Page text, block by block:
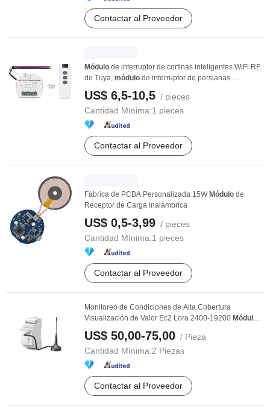
Contactar al Proveedor
Módulo de interruptor de cortinas inteligentes WiFi RF
de Tuya, módulo de interruptor de persianas ...
US$ 6,5-10,5 / pieces
Cantidad Mínima:1 pieces
Contactar al Proveedor
Fábrica de PCBA Personalizada 15W Módulo de
Receptor de Carga Inalámbrica
US$ 0,5-3,99 / pieces
Cantidad Mínima:1 pieces
Contactar al Proveedor
Monitoreo de Condiciones de Alta Cobertura
Visualización de Valor Ec2 Lora 2400-19200 Módulo
US$ 50,00-75,00 / Pieza
Cantidad Mínima:2 Piezas
Contactar al Proveedor